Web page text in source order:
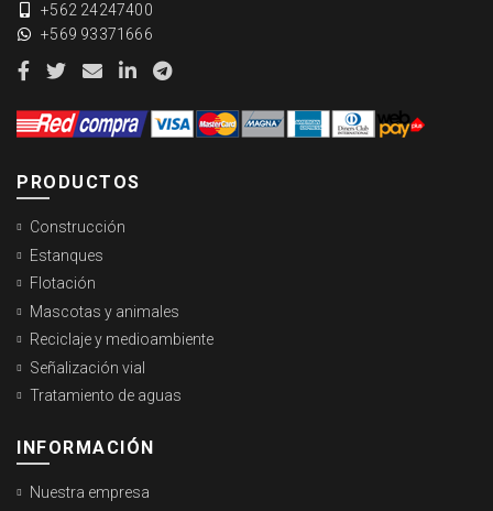
+562 24247400
+569 93371666
PRODUCTOS
Construcción
Estanques
Flotación
Mascotas y animales
Reciclaje y medioambiente
Señalización vial
Tratamiento de aguas
INFORMACIÓN
Nuestra empresa